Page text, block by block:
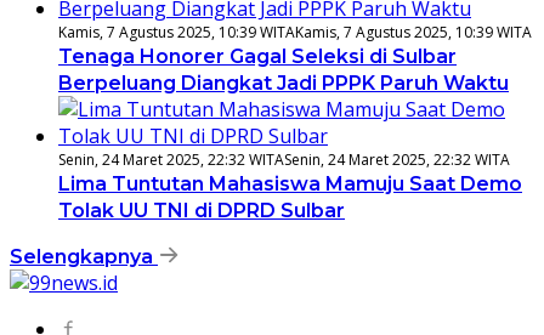
Kamis, 7 Agustus 2025, 10:39 WITAKamis, 7 Agustus 2025, 10:39 WITA
Tenaga Honorer Gagal Seleksi di Sulbar
Berpeluang Diangkat Jadi PPPK Paruh Waktu
Senin, 24 Maret 2025, 22:32 WITASenin, 24 Maret 2025, 22:32 WITA
Lima Tuntutan Mahasiswa Mamuju Saat Demo
Tolak UU TNI di DPRD Sulbar
Selengkapnya